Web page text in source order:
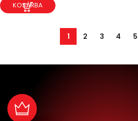
KOSÁRBA
1 2 3 4 5